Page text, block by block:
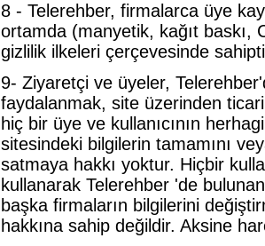
8 - Telerehber, firmalarca üye
ortamda (manyetik, kağıt baskı,
gizlilik ilkeleri çerçevesinde
9- Ziyaretçi ve üyeler,
faydalanmak, site üzerinden
hiç bir üye ve kullanıcının
sitesindeki bilgilerin tamamını
satmaya hakkı yoktur. Hiçbir
kullanarak Telerehber 'de
başka firmaların bilgilerini
hakkına sahip değildir. Aksine